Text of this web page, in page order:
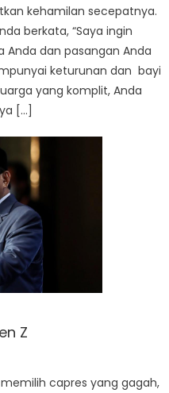
kehamilan secepatnya.
berkata, “Saya ingin
Anda dan pasangan Anda
keturunan dan bayi
yang komplit, Anda
[…]
Z
memilih capres yang gagah,